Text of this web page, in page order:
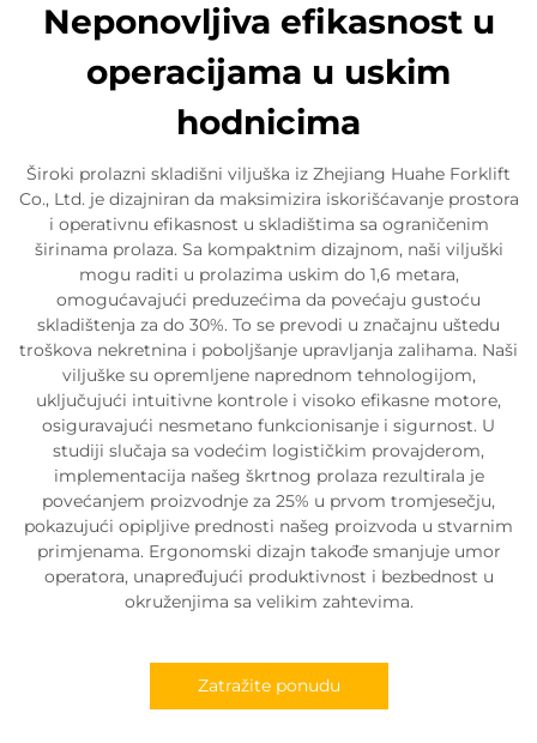
Neponovljiva efikasnost u
operacijama u uskim
hodnicima
Široki prolazni skladišni viljuška iz Zhejiang Huahe Forklift
Co., Ltd. je dizajniran da maksimizira iskorišćavanje prostora
i operativnu efikasnost u skladištima sa ograničenim
širinama prolaza. Sa kompaktnim dizajnom, naši viljuški
mogu raditi u prolazima uskim do 1,6 metara,
omogućavajući preduzećima da povećaju gustoću
skladištenja za do 30%. To se prevodi u značajnu uštedu
troškova nekretnina i poboljšanje upravljanja zalihama. Naši
viljuške su opremljene naprednom tehnologijom,
uključujući intuitivne kontrole i visoko efikasne motore,
osiguravajući nesmetano funkcionisanje i sigurnost. U
studiji slučaja sa vodećim logističkim provajderom,
implementacija našeg škrtnog prolaza rezultirala je
povećanjem proizvodnje za 25% u prvom tromjesečju,
pokazujući opipljive prednosti našeg proizvoda u stvarnim
primjenama. Ergonomski dizajn takođe smanjuje umor
operatora, unapređujući produktivnost i bezbednost u
okruženjima sa velikim zahtevima.
Zatražite ponudu